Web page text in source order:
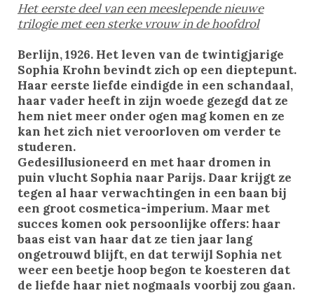
Het eerste deel van een meeslepende nieuwe
trilogie met een sterke vrouw in de hoofdrol
Berlijn, 1926. Het leven van de twintigjarige
Sophia Krohn bevindt zich op een dieptepunt.
Haar eerste liefde eindigde in een schandaal,
haar vader heeft in zijn woede gezegd dat ze
hem niet meer onder ogen mag komen en ze
kan het zich niet veroorloven om verder te
studeren.
Gedesillusioneerd en met haar dromen in
puin vlucht Sophia naar Parijs. Daar krijgt ze
tegen al haar verwachtingen in een baan bij
een groot cosmetica-imperium. Maar met
succes komen ook persoonlijke offers: haar
baas eist van haar dat ze tien jaar lang
ongetrouwd blijft, en dat terwijl Sophia net
weer een beetje hoop begon te koesteren dat
de liefde haar niet nogmaals voorbij zou gaan.